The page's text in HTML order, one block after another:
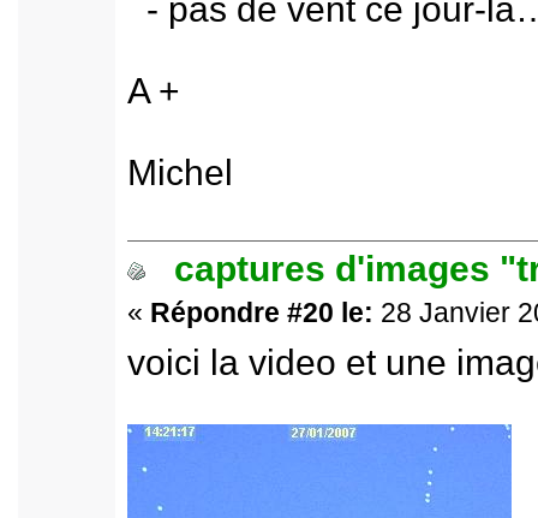
- pas de vent ce jour-
A +
Michel
captures d'images
« Répondre #20 le: 28 Janvier
voici la video et une